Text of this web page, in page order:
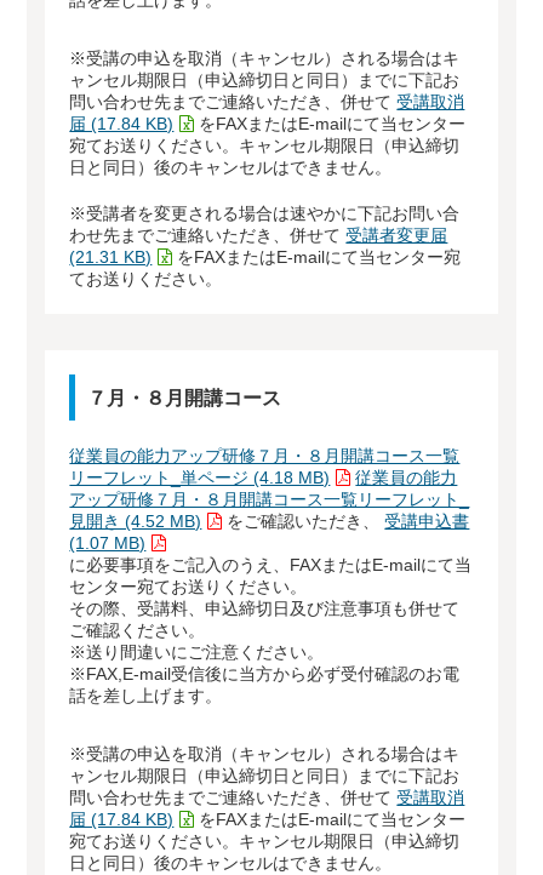
※受講の申込を取消（キャンセル）される場合はキ
ャンセル期限日（申込締切日と同日）までに下記お
問い合わせ先までご連絡いただき、併せて 受講取消
届 (17.84 KB)
をFAXまたはE-mailにて当センター
宛てお送りください。キャンセル期限日（申込締切
日と同日）後のキャンセルはできません。
※受講者を変更される場合は速やかに下記お問い合
わせ先までご連絡いただき、併せて 受講者変更届
(21.31 KB)
をFAXまたはE-mailにて当センター宛
てお送りください。
７月・８月開講コース
従業員の能力アップ研修７月・８月開講コース一覧
リーフレット_単ページ (4.18 MB)
従業員の能力
アップ研修７月・８月開講コース一覧リーフレット_
見開き (4.52 MB)
をご確認いただき、
受講申込書
(1.07 MB)
に必要事項をご記入のうえ、FAXまたはE-mailにて当
センター宛てお送りください。
その際、受講料、申込締切日及び注意事項も併せて
ご確認ください。
※送り間違いにご注意ください。
※FAX,E-mail受信後に当方から必ず受付確認のお電
話を差し上げます。
※受講の申込を取消（キャンセル）される場合はキ
ャンセル期限日（申込締切日と同日）までに下記お
問い合わせ先までご連絡いただき、併せて 受講取消
届 (17.84 KB)
をFAXまたはE-mailにて当センター
宛てお送りください。キャンセル期限日（申込締切
日と同日）後のキャンセルはできません。